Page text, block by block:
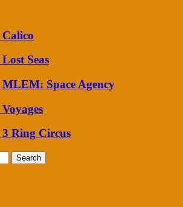
Calico
Seas
MLEM: Space Agency
3 Ring Circus